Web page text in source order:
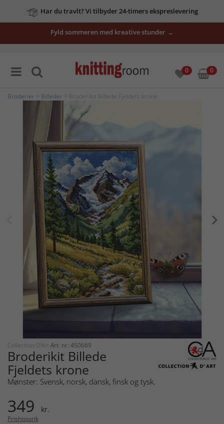
Har du travlt? Vi tilbyder 24-timers ekspreslevering
Fyld sommeren med kreative stunder →
0 0
Broderier Billeder > Broderikit Billede Fjeldets krone
Collection D'Art Art. nr: 450669
Broderikit Billede
Fjeldets krone
Mønster: Svensk, norsk, dansk, finsk og tysk.
349 kr.
Prishistorik